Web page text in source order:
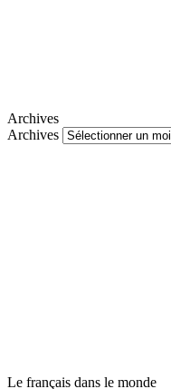
Archives
Archives
Le français dans le monde